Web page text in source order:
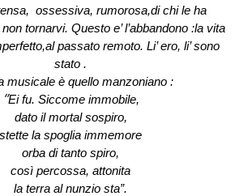
ossessiva, rumorosa,di chi le ha
tornarvi. Questo e’ l’abbandono :la vita
passato remoto. Li’ ero, li’ sono
stato .
musicale è quello manzoniano :
“Ei fu. Siccome immobile,
dato il mortal sospiro,
stette la spoglia immemore
orba di tanto spiro,
così percossa, attonita
la terra al nunzio sta”.